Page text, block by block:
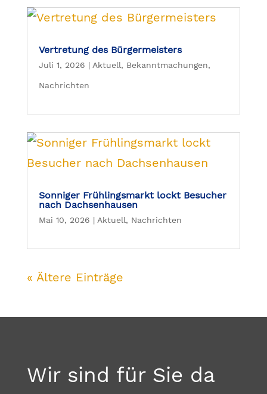
Vertretung des Bürgermeisters
Juli 1, 2026 | Aktuell, Bekanntmachungen,
Nachrichten
Sonniger Frühlingsmarkt lockt Besucher
nach Dachsenhausen
Mai 10, 2026 | Aktuell, Nachrichten
« Ältere Einträge
Wir sind für Sie da